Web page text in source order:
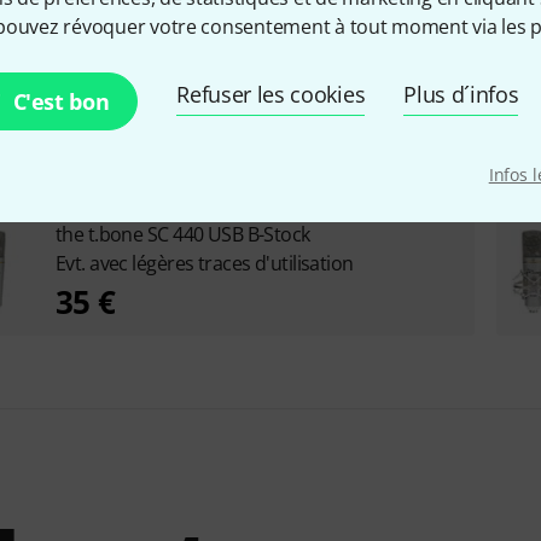
révoquer votre consentement à tout moment via les
C'est bon Refuser les cookies Plus d´infos
Infos
Microphone USB Oui
the t.bone SC 440 USB B-Stock
Evt. avec légères traces d'utilisation
35 €